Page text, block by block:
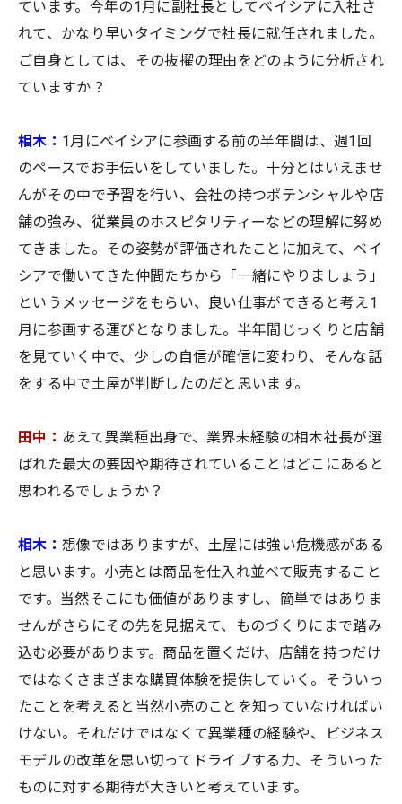
ています。今年の1月に副社長としてベイシアに入社さ
れて、かなり早いタイミングで社長に就任されました。
ご自身としては、その抜擢の理由をどのように分析され
ていますか？
相木： 1月にベイシアに参画する前の半年間は、週1回
のペースでお手伝いをしていました。十分とはいえませ
んがその中で予習を行い、会社の持つポテンシャルや店
舗の強み、従業員のホスピタリティーなどの理解に努め
てきました。その姿勢が評価されたことに加えて、ベイ
シアで働いてきた仲間たちから「一緒にやりましょう」
というメッセージをもらい、良い仕事ができると考え1
月に参画する運びとなりました。半年間じっくりと店舗
を見ていく中で、少しの自信が確信に変わり、そんな話
をする中で土屋が判断したのだと思います。
田中： あえて異業種出身で、業界未経験の相木社長が選
ばれた最大の要因や期待されていることはどこにあると
思われるでしょうか？
相木： 想像ではありますが、土屋には強い危機感がある
と思います。小売とは商品を仕入れ並べて販売すること
です。当然そこにも価値がありますし、簡単ではありま
せんがさらにその先を見据えて、ものづくりにまで踏み
込む必要があります。商品を置くだけ、店舗を持つだけ
ではなくさまざまな購買体験を提供していく。そういっ
たことを考えると当然小売のことを知っていなければい
けない。それだけではなくて異業種の経験や、ビジネス
モデルの改革を思い切ってドライブする力、そういった
ものに対する期待が大きいと考えています。